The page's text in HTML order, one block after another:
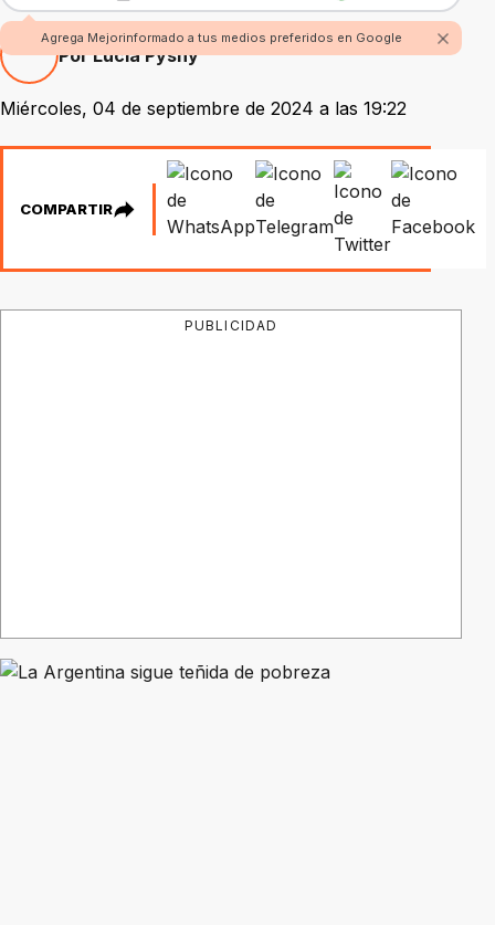
Agrega Mejorinformado a tus medios preferidos en Google
Por Lucía Pysny
Miércoles, 04 de septiembre de 2024 a las 19:22
COMPARTIR
PUBLICIDAD